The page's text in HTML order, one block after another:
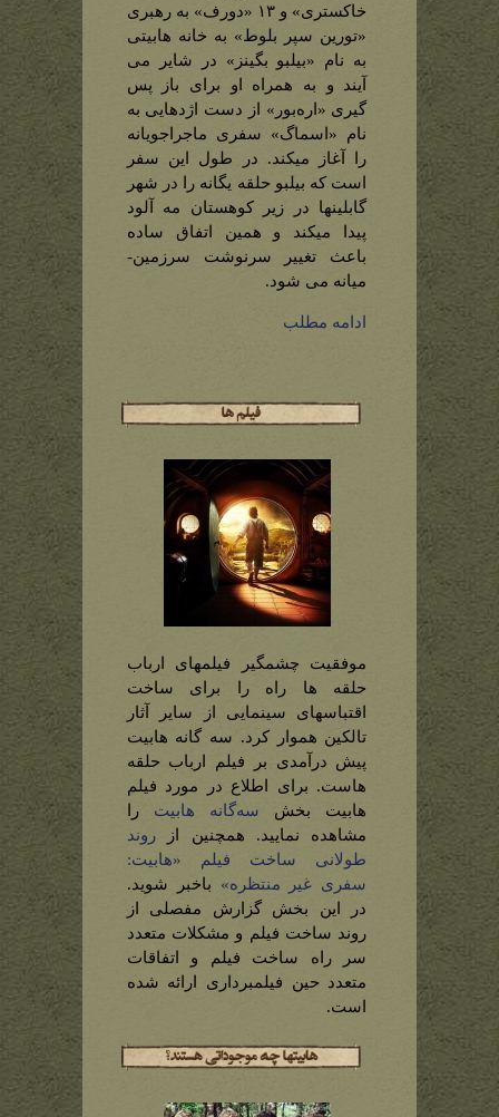
خاکستری» و ۱۳ «دورف» به رهبری
«تورین سپر بلوط» به خانه هابیتی
به نام «بیلبو بگینز» در شایر می
آیند و به همراه او برای باز پس
گیری «اره‌بور» از دست اژدهایی به
نام «اسماگ» سفری ماجراجویانه
را آغاز میکند. در طول این سفر
است که بیلبو حلقه یگانه را در شهر
گابلینها در زیر کوهستان مه آلود
پیدا میکند و همین اتفاق ساده
باعث تغییر سرنوشت سرزمین-
میانه می شود.
ادامه مطلب
موفقیت چشمگیر فیلمهای ارباب
حلقه ها راه را برای ساخت
اقتباسهای سینمایی از سایر آثار
تالکین هموار کرد. سه گانه هابیت
پیش درآمدی بر فیلم ارباب حلقه
هاست. برای اطلاع در مورد فیلم
هابیت بخش سه‌گانه هابیت را
مشاهده نمایید. همچنین ازروند
طولانی ساخت فیلم «هابیت:
سفری غیر منتظره» باخبر شوید.
در این بخش گزارش مفصلی از
روند ساخت فیلم و مشکلات متعدد
سر راه ساخت فیلم و اتفاقات
متعدد حین فیلمبرداری ارائه شده
است.